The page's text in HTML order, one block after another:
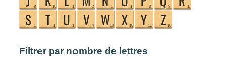
Filtrer par nombre de lettres